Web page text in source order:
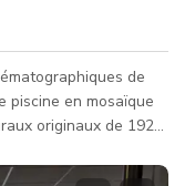
de
piscine en mosaïque
originaux de 1927
grandes portes